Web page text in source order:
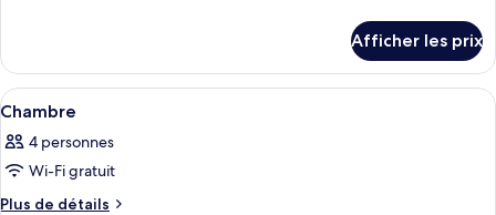
chambre :
Chambre
Chambre
Afficher les prix
Afficher
toutes
les
photos
pour
Une chambre d’hôtel moderne
8
Chambre
4 personnes
Wi-Fi gratuit
Plus de détails
Plus